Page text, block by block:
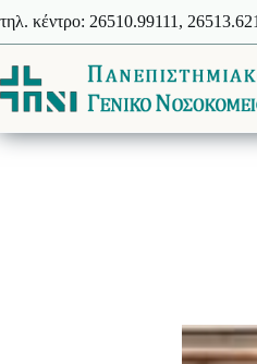
στο
περιεχόμενο
τηλ. κέντρο: 26510.99111,